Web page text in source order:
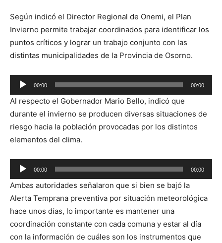
Según indicó el Director Regional de Onemi, el Plan
Invierno permite trabajar coordinados para identificar los
puntos críticos y lograr un trabajo conjunto con las
distintas municipalidades de la Provincia de Osorno.
Reproductor
de
audio
00:00 00:00
Al respecto el Gobernador Mario Bello, indicó que
durante el invierno se producen diversas situaciones de
riesgo hacia la población provocadas por los distintos
elementos del clima.
Reproductor
de
audio
00:00 00:00
Ambas autoridades señalaron que si bien se bajó la
Alerta Temprana preventiva por situación meteorológica
hace unos días, lo importante es mantener una
coordinación constante con cada comuna y estar al día
con la información de cuáles son los instrumentos que